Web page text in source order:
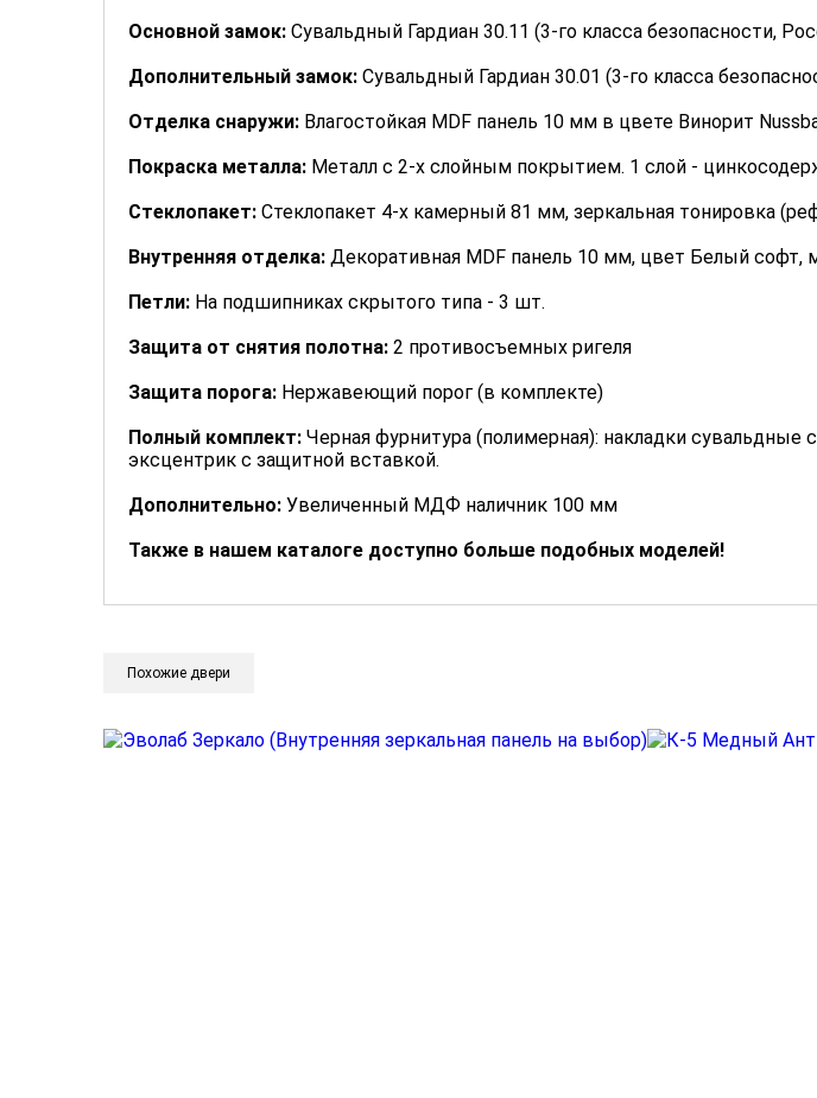
Основной замок: Сувальдный Гардиан 30.11 (3-го класса безопасности,
Дополнительный замок: Сувальдный Гардиан 30.01 (3-го класса
Отделка снаружи: Влагостойкая MDF панель 10 мм в цвете Винорит
Покраска металла: Металл с 2-х слойным покрытием. 1 слой -
Стеклопакет: Стеклопакет 4-х камерный 81 мм, зеркальная тонировка
Внутренняя отделка: Декоративная MDF панель 10 мм, цвет Белый софт,
Петли: На подшипниках скрытого типа - 3 шт.
Защита от снятия полотна: 2 противосъемных ригеля
Защита порога: Нержавеющий порог (в комплекте)
Полный комплект: Черная фурнитура (полимерная): накладки сувальдные
эксцентрик с защитной вставкой.
Дополнительно: Увеличенный МДФ наличник 100 мм
Также в нашем каталоге доступно больше подобных моделей!
Похожие двери